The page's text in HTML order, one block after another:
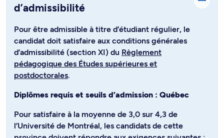
d’admissibilité
Pour être admissible à titre d’étudiant régulier, le
candidat doit satisfaire aux conditions générales
d’admissibilité (section XI) du Règlement
pédagogique des Études supérieures et
postdoctorales.
Diplômes requis et seuils d’admission : Québec
Pour satisfaire à la moyenne de 3,0 sur 4,3 de
l’Université de Montréal, les candidats de cette